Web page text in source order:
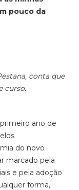
pouco da
conta que
curso.
ano de
do novo
marcado pela
e pela adoção
forma,